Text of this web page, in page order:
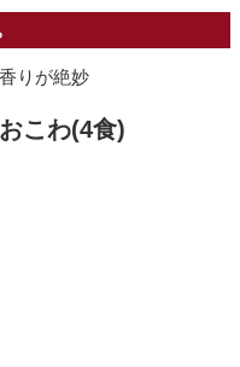
りが絶妙
こわ(4食)